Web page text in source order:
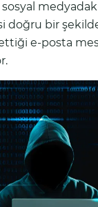
doğru bir
e-posta